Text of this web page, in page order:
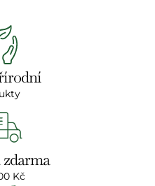
Kč